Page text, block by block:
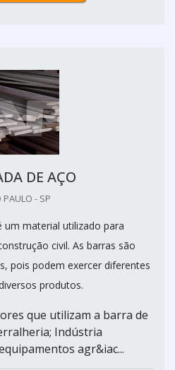
DE AÇO
- SP
um material utilizado para
civil. As barras são
pois podem exercer diferentes
produtos.
que utilizam a barra de
Indústria
agr&iac...